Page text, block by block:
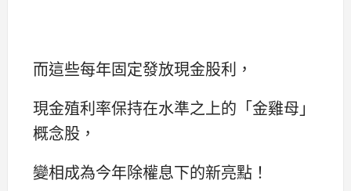
而這些每年固定發放現金股利，
現金殖利率保持在水準之上的「金雞母」
概念股，
變相成為今年除權息下的新亮點！